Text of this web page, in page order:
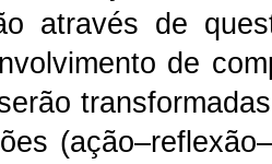
através de
de